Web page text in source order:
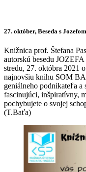
27. október, Beseda s
Knižnica prof. Štefana
autorskú besedu
stredu, 27. októbra 2021
najnovšiu knihu SOM
geniálneho podnikateľa a
fascinujúci, inšpiratívny,
pochybujete o svojej
(T.Baťa)